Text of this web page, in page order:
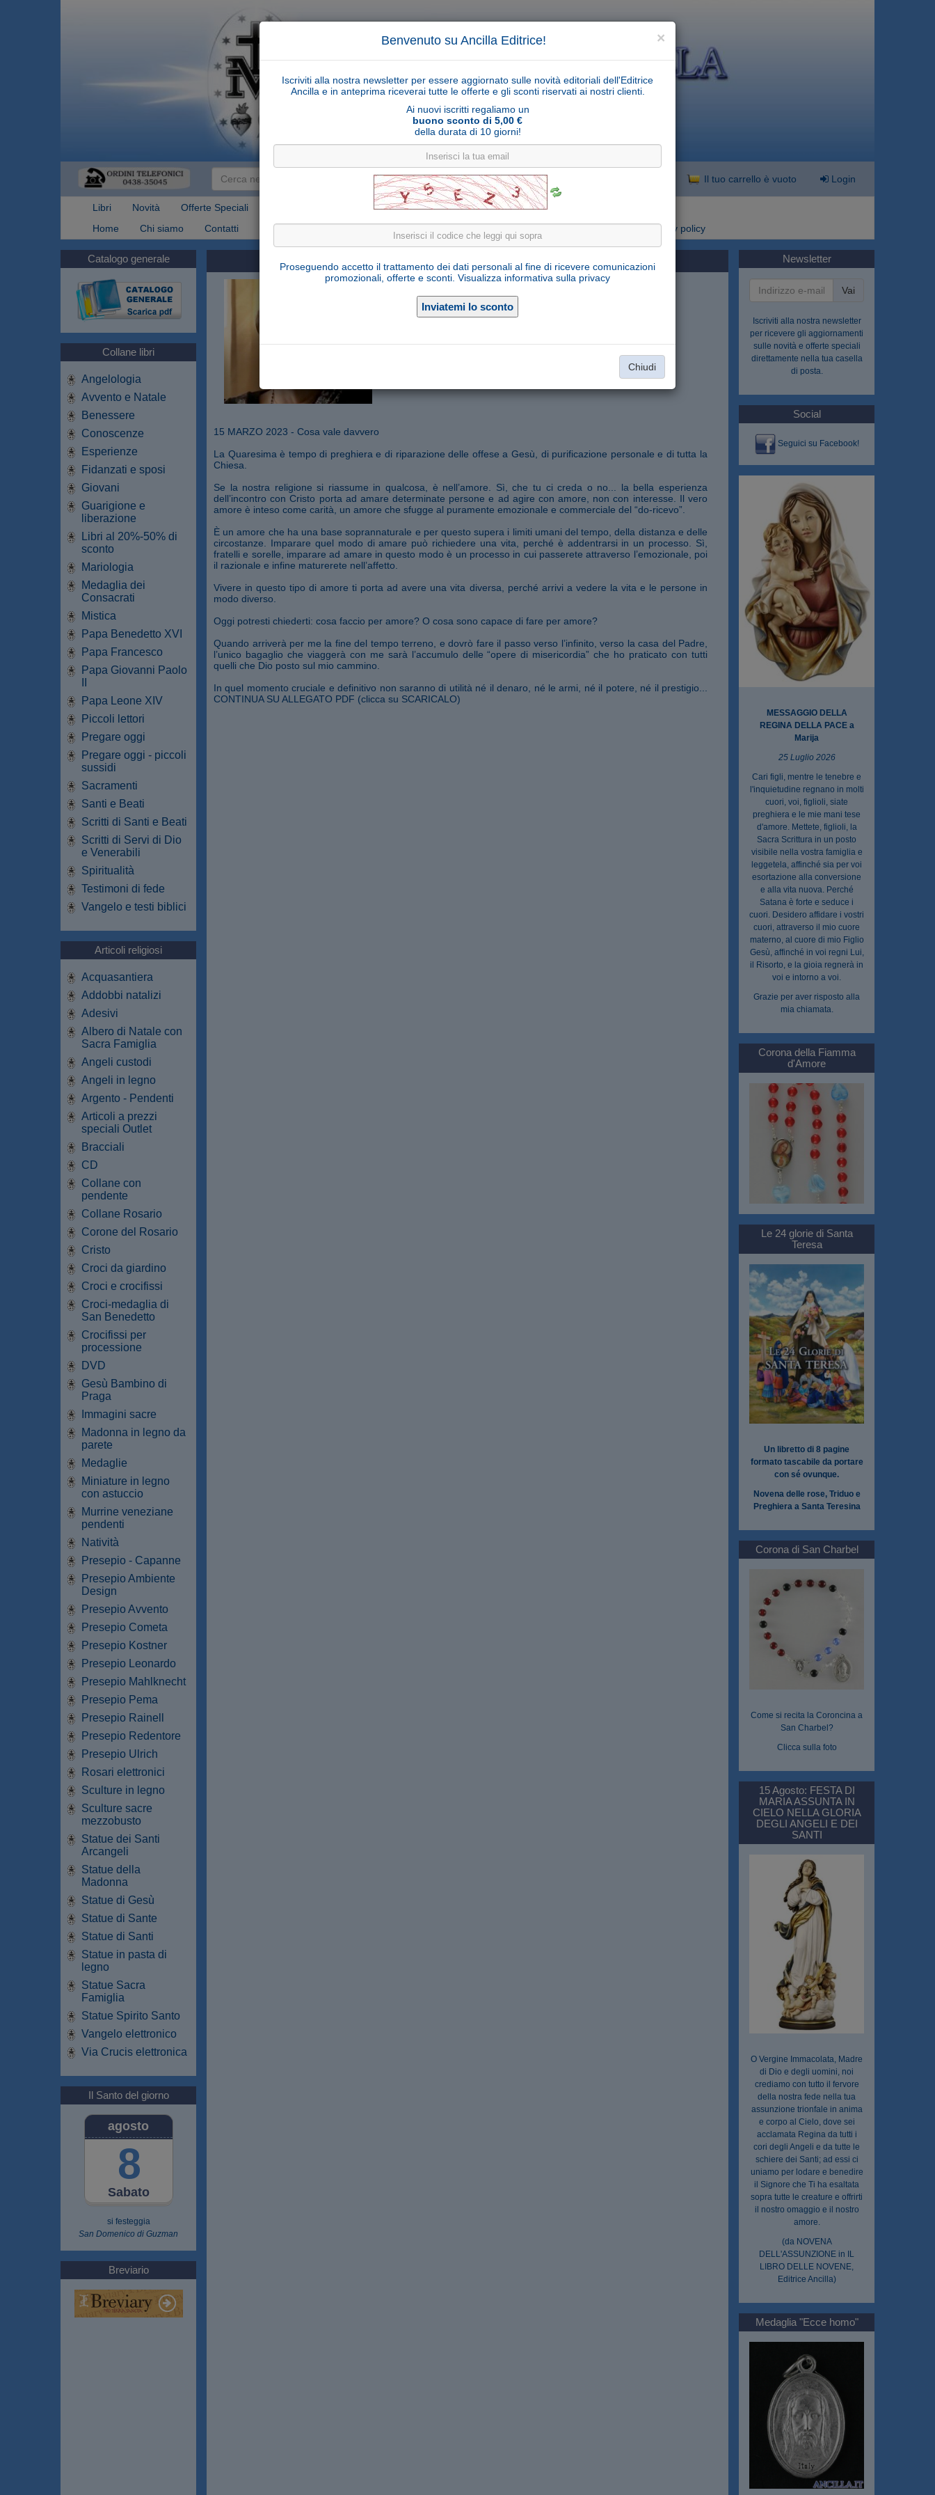
×
Benvenuto su Ancilla Editrice!
Iscriviti alla nostra newsletter per essere aggiornato sulle novità editoriali dell'Editrice
Ancilla e in anteprima riceverai tutte le offerte e gli sconti riservati ai nostri clienti.
Ai nuovi iscritti regaliamo un
buono sconto di 5,00 €
della durata di 10 giorni!
Proseguendo accetto il trattamento dei dati personali al fine di ricevere comunicazioni
promozionali, offerte e sconti. Visualizza informativa sulla privacy
Chiudi
Cerca Il tuo carrello è vuoto Login
Libri Novità Offerte Speciali Collane libri
Articoli religiosi
Home
Chi siamo Contatti Spedizioni Privacy policy
Catalogo generale
Collane libri
Angelologia
Avvento e Natale
Benessere
Conoscenze
Esperienze
Fidanzati e sposi
Giovani
Guarigione e
liberazione
Libri al 20%-50% di
sconto
Mariologia
Medaglia dei
Consacrati
Mistica
Papa Benedetto XVI
Papa Francesco
Papa Giovanni Paolo
Papa Leone XIV
Piccoli lettori
Pregare oggi
Pregare oggi - piccoli
sussidi
Sacramenti
Santi e Beati
Scritti di Santi e Beati
Scritti di Servi di Dio
e Venerabili
Spiritualità
Testimoni di fede
Vangelo e testi biblici
Articoli religiosi
Acquasantiera
Addobbi natalizi
Adesivi
Albero di Natale con
Sacra Famiglia
Angeli custodi
Angeli in legno
Argento - Pendenti
Articoli a prezzi
speciali Outlet
Bracciali
CD
Collane con
pendente
Collane Rosario
Corone del Rosario
Cristo
Croci da giardino
Croci e crocifissi
Croci-medaglia di
San Benedetto
Crocifissi per
processione
DVD
Gesù Bambino di
Praga
Immagini sacre
Madonna in legno da
parete
Medaglie
Miniature in legno
con astuccio
Murrine veneziane
pendenti
Natività
Presepio - Capanne
Presepio Ambiente
Design
Presepio Avvento
Presepio Cometa
Presepio Kostner
Presepio Leonardo
Presepio Mahlknecht
Presepio Pema
Presepio Rainell
Presepio Redentore
Presepio Ulrich
Rosari elettronici
Sculture in legno
Sculture sacre
mezzobusto
Statue dei Santi
Arcangeli
Statue della
Madonna
Statue di Gesù
Statue di Sante
Statue di Santi
Statue in pasta di
legno
Statue Sacra
Famiglia
Statue Spirito Santo
Vangelo elettronico
Via Crucis elettronica
Il Santo del giorno
Sabato
agosto
8
si festeggia
San Domenico di Guzman
Breviario
15 marzo 2023: SEMI PER L'ANIMA
diCatalina Rivas
Scaricalo in PDF
15 MARZO 2023 - Cosa vale davvero
La Quaresima è tempo di preghiera e di riparazione delle offese a Gesù, di purificazione personale e di tutta la
Chiesa.
Se la nostra religione si riassume in qualcosa, è nell’amore. Sì, che tu ci creda o no... la bella esperienza
dell’incontro con Cristo porta ad amare determinate persone e ad agire con amore, non con interesse. Il vero
amore è inteso come carità, un amore che sfugge al puramente emozionale e commerciale del “do-ricevo”.
È un amore che ha una base soprannaturale e per questo supera i limiti umani del tempo, della distanza e delle
circostanze. Imparare quel modo di amare può richiedere una vita, perché è addentrarsi in un processo. Sì,
fratelli e sorelle, imparare ad amare in questo modo è un processo in cui passerete attraverso l’emozionale, poi
il razionale e infine maturerete nell’affetto.
Vivere in questo tipo di amore ti porta ad avere una vita diversa, perché arrivi a vedere la vita e le persone in
modo diverso.
Oggi potresti chiederti: cosa faccio per amore? O cosa sono capace di fare per amore?
Quando arriverà per me la fine del tempo terreno, e dovrò fare il passo verso l’infinito, verso la casa del Padre,
l’unico bagaglio che viaggerà con me sarà l’accumulo delle “opere di misericordia” che ho praticato con tutti
quelli che Dio posto sul mio cammino.
In quel momento cruciale e definitivo non saranno di utilità né il denaro, né le armi, né il potere, né il prestigio...
CONTINUA SU ALLEGATO PDF (clicca su SCARICALO)
Newsletter
Vai
Iscriviti alla nostra newsletter
per ricevere gli aggiornamenti
sulle novità e offerte speciali
direttamente nella tua casella
di posta.
Social
Seguici su Facebook!
MESSAGGIO DELLA
REGINA DELLA PACE a
Marija
25 Luglio 2026
Cari figli, mentre le tenebre e
l'inquietudine regnano in molti
cuori, voi, figlioli, siate
preghiera e le mie mani tese
d'amore. Mettete, figlioli, la
Sacra Scrittura in un posto
visibile nella vostra famiglia e
leggetela, affinché sia per voi
esortazione alla conversione
e alla vita nuova. Perché
Satana è forte e seduce i
cuori. Desidero affidare i vostri
cuori, attraverso il mio cuore
materno, al cuore di mio Figlio
Gesù, affinché in voi regni Lui,
il Risorto, e la gioia regnerà in
voi e intorno a voi.
Grazie per aver risposto alla
mia chiamata.
Corona della Fiamma
d'Amore
Le 24 glorie di Santa
Teresa
Un libretto di 8 pagine
formato tascabile da portare
con sé ovunque.
Novena delle rose, Triduo e
Preghiera a Santa Teresina
Corona di San Charbel
Come si recita la Coroncina a
San Charbel?
Clicca sulla foto
15 Agosto: FESTA DI
MARIA ASSUNTA IN
CIELO NELLA GLORIA
DEGLI ANGELI E DEI
SANTI
O Vergine Immacolata, Madre
di Dio e degli uomini, noi
crediamo con tutto il fervore
della nostra fede nella tua
assunzione trionfale in anima
e corpo al Cielo, dove sei
acclamata Regina da tutti i
cori degli Angeli e da tutte le
schiere dei Santi; ad essi ci
uniamo per lodare e benedire
il Signore che Ti ha esaltata
sopra tutte le creature e offrirti
il nostro omaggio e il nostro
amore.
(da NOVENA
DELL'ASSUNZIONE in IL
LIBRO DELLE NOVENE,
Editrice Ancilla)
Medaglia "Ecce homo"